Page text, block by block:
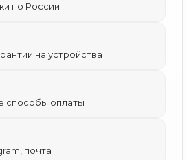
по России
на устройства
способы оплаты
почта